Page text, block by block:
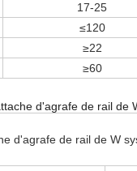
17-25
≤120
≥22
≥60
d'agrafe de rail
d'agrafe de rail de W